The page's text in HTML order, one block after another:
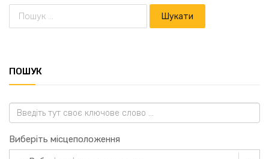
ПОШУК
Виберіть місцеположення